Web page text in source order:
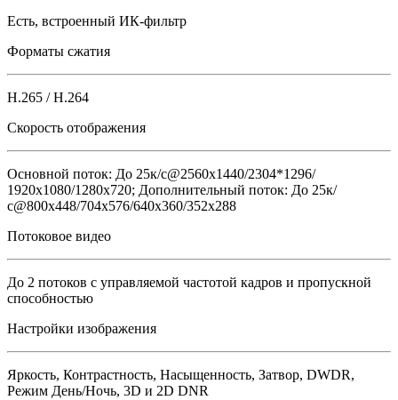
Есть, встроенный ИК-фильтр
Форматы сжатия
H.265 / H.264
Скорость отображения
Основной поток: До 25к/с@2560x1440/2304*1296/
1920х1080/1280x720; Дополнительный поток: До 25к/
с@800x448/704х576/640x360/352х288
Потоковое видео
До 2 потоков с управляемой частотой кадров и пропускной
способностью
Настройки изображения
Яркость, Контрастность, Насыщенность, Затвор, DWDR,
Режим День/Ночь, 3D и 2D DNR